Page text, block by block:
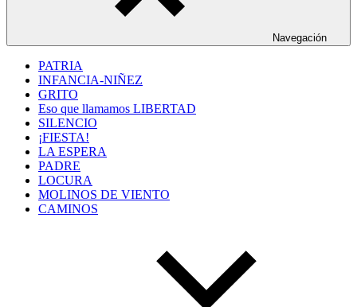
Navegación
PATRIA
INFANCIA-NIÑEZ
GRITO
Eso que llamamos LIBERTAD
SILENCIO
¡FIESTA!
LA ESPERA
PADRE
LOCURA
MOLINOS DE VIENTO
CAMINOS